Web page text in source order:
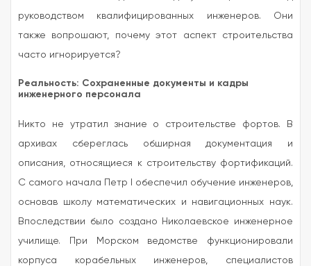
руководством квалифицированных инженеров. Они
также вопрошают, почему этот аспект строительства
часто игнорируется?
Реальность: Сохраненные документы и кадры
инженерного персонала
Никто не утратил знание о строительстве фортов. В
архивах сбереглась обширная документация и
описания, относящиеся к строительству фортификаций.
С самого начала Петр I обеспечил обучение инженеров,
основав школу математических и навигационных наук.
Впоследствии было создано Николаевское инженерное
училище. При Морском ведомстве функционировали
корпуса корабельных инженеров, специалистов